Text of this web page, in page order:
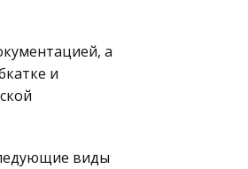
а
и
виды